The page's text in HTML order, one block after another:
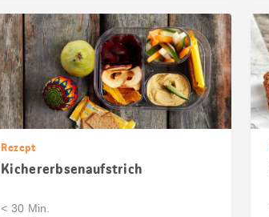
Rezept
Kichererbsenaufstrich
< 30 Min.